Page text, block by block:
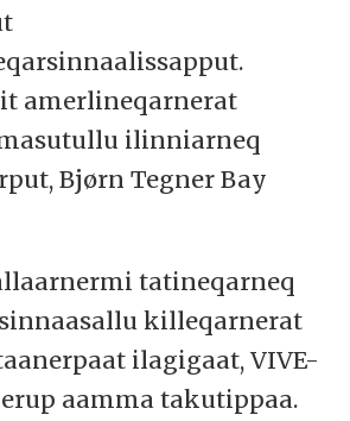
amerlineqarnerat
ilinniarneq
Bjørn Tegner Bay
tatineqarneq
killeqarnerat
ilagigaat, VIVE-
aamma takutippaa.